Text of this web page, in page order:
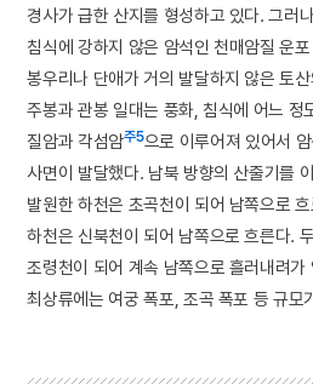
경사가 급한 산지를 형성하고 있다. 그러
침식에 강하지 않은 암석인 천매암질 운
봉우리나 단애가 거의 발달하지 않은 토
주봉과 관봉 일대는 풍화, 침식에 어느 정
질암과 각섬암주5으로 이루어져 있어서
사면이 발달했다. 남북 방향의 산줄기를
발원한 하천은 초곡천이 되어 남쪽으로
하천은 신북천이 되어 남쪽으로 흐른다.
조령천이 되어 계속 남쪽으로 흘러내려가
최상류에는 여궁 폭포, 조곡 폭포 등 규모